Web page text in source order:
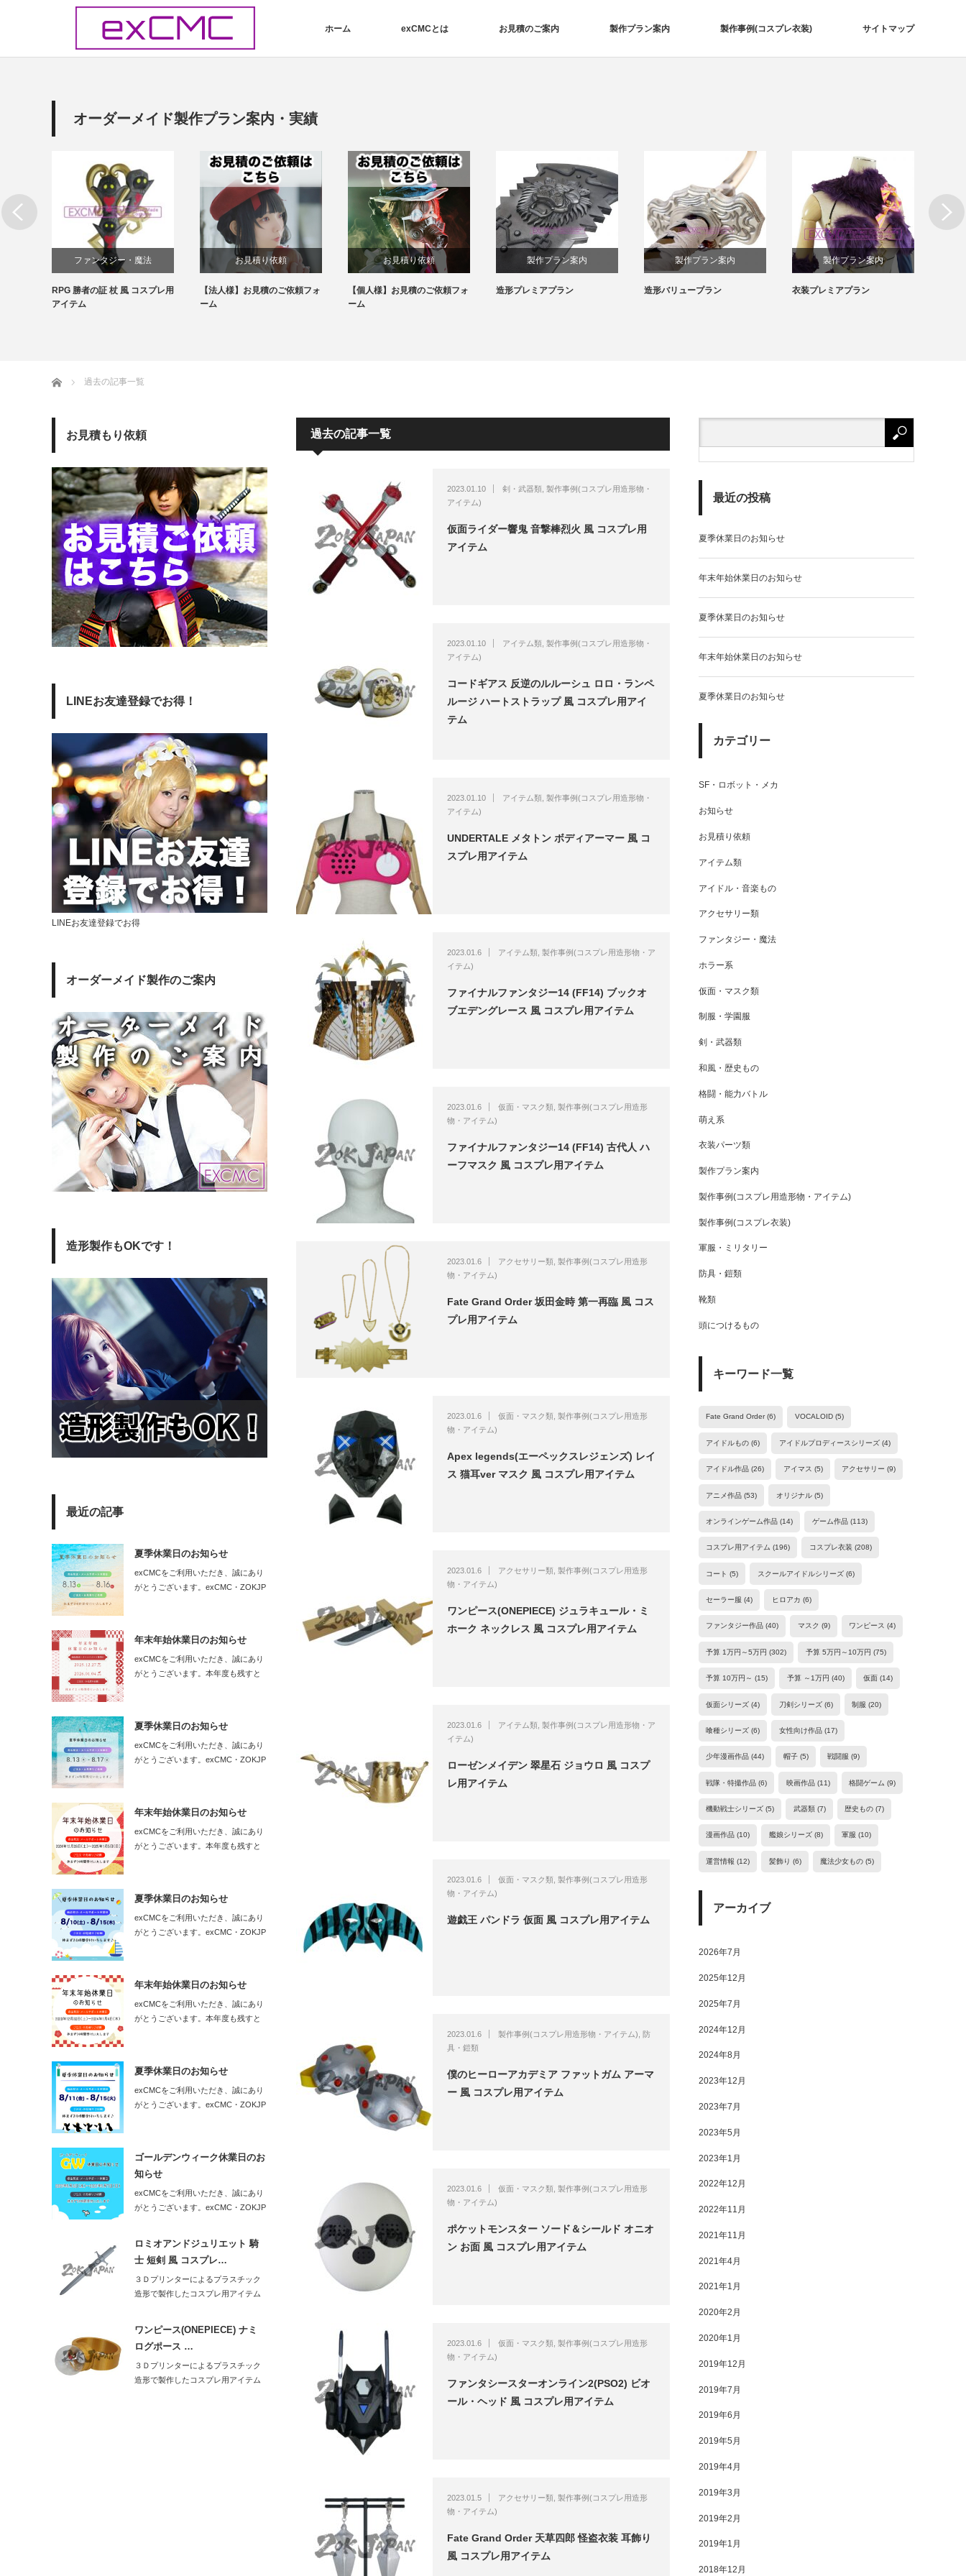
ホーム exCMCとは お見積のご案内 製作プラン案内 製作事例(コスプレ衣装) サイトマップ
オーダーメイド製作プラン案内・実績
お見積り依頼
【法人様】お見積のご依頼フォ
ーム
お見積り依頼
【個人様】お見積のご依頼フォ
ーム
製作プラン案内
造形プレミアプラン
製作プラン案内
造形バリュープラン
製作プラン案内
衣装プレミアプラン
製作プラン案内
衣装バリュープラン
Next
ホーム 過去の記事一覧
過去の記事一覧
2023.01.10 剣・武器類 製作事例(コスプレ用造形物・
アイテム)
仮面ライダー響鬼 音撃棒烈火 風 コスプレ用
アイテム
2023.01.10 アイテム類 製作事例(コスプレ用造形物・
アイテム)
コードギアス 反逆のルルーシュ ロロ・ランペ
ルージ ハートストラップ 風 コスプレ用アイ
テム
2023.01.10 アイテム類 製作事例(コスプレ用造形物・
アイテム)
UNDERTALE メタトン ボディアーマー 風 コ
スプレ用アイテム
2023.01.6 アイテム類 製作事例(コスプレ用造形物・ア
イテム)
ファイナルファンタジー14 (FF14) ブックオ
ブエデングレース 風 コスプレ用アイテム
2023.01.6 仮面・マスク類 製作事例(コスプレ用造形
物・アイテム)
ファイナルファンタジー14 (FF14) 古代人 ハ
ーフマスク 風 コスプレ用アイテム
2023.01.6 アクセサリー類 製作事例(コスプレ用造形
物・アイテム)
Fate Grand Order 坂田金時 第一再臨 風 コス
プレ用アイテム
2023.01.6 仮面・マスク類 製作事例(コスプレ用造形
物・アイテム)
Apex legends(エーペックスレジェンズ) レイ
ス 猫耳ver マスク 風 コスプレ用アイテム
2023.01.6 アクセサリー類 製作事例(コスプレ用造形
物・アイテム)
ワンピース(ONEPIECE) ジュラキュール・ミ
ホーク ネックレス 風 コスプレ用アイテム
2023.01.6 アイテム類 製作事例(コスプレ用造形物・ア
イテム)
ローゼンメイデン 翠星石 ジョウロ 風 コスプ
レ用アイテム
2023.01.6 仮面・マスク類 製作事例(コスプレ用造形
物・アイテム)
遊戯王 パンドラ 仮面 風 コスプレ用アイテム
2023.01.6 製作事例(コスプレ用造形物・アイテム)
防
具・鎧類
僕のヒーローアカデミア ファットガム アーマ
ー 風 コスプレ用アイテム
2023.01.6 仮面・マスク類 製作事例(コスプレ用造形
物・アイテム)
ポケットモンスター ソード＆シールド オニオ
ン お面 風 コスプレ用アイテム
2023.01.6 仮面・マスク類 製作事例(コスプレ用造形
物・アイテム)
ファンタシースターオンライン2(PSO2) ビオ
ール・ヘッド 風 コスプレ用アイテム
2023.01.5 アクセサリー類 製作事例(コスプレ用造形
物・アイテム)
Fate Grand Order 天草四郎 怪盗衣装 耳飾り
風 コスプレ用アイテム
お見積もり依頼
LINEお友達登録でお得！
LINEお友達登録でお得
オーダーメイド製作のご案内
造形製作もOKです！
最近の記事
夏季休業日のお知らせ
exCMCをご利用いただき、誠にあり
がとうございます。exCMC・ZOKJP
年末年始休業日のお知らせ
exCMCをご利用いただき、誠にあり
がとうございます。本年度も残すと
夏季休業日のお知らせ
exCMCをご利用いただき、誠にあり
がとうございます。exCMC・ZOKJP
年末年始休業日のお知らせ
exCMCをご利用いただき、誠にあり
がとうございます。本年度も残すと
夏季休業日のお知らせ
exCMCをご利用いただき、誠にあり
がとうございます。exCMC・ZOKJP
年末年始休業日のお知らせ
exCMCをご利用いただき、誠にあり
がとうございます。本年度も残すと
夏季休業日のお知らせ
exCMCをご利用いただき、誠にあり
がとうございます。exCMC・ZOKJP
ゴールデンウィーク休業日のお
知らせ
exCMCをご利用いただき、誠にあり
がとうございます。exCMC・ZOKJP
ロミオアンドジュリエット 騎
士 短剣 風 コスプレ…
３Ｄプリンターによるプラスチック
造形で製作したコスプレ用アイテム
ワンピース(ONEPIECE) ナミ
ログポース …
３Ｄプリンターによるプラスチック
造形で製作したコスプレ用アイテム
最近の投稿
夏季休業日のお知らせ
年末年始休業日のお知らせ
夏季休業日のお知らせ
年末年始休業日のお知らせ
夏季休業日のお知らせ
カテゴリー
SF・ロボット・メカ
お知らせ
お見積り依頼
アイテム類
アイドル・音楽もの
アクセサリー類
ファンタジー・魔法
ホラー系
仮面・マスク類
制服・学園服
剣・武器類
和風・歴史もの
格闘・能力バトル
萌え系
衣装パーツ類
製作プラン案内
製作事例(コスプレ用造形物・アイテム)
製作事例(コスプレ衣装)
軍服・ミリタリー
防具・鎧類
靴類
頭につけるもの
キーワード一覧
Fate Grand Order(6) VOCALOID(5)
アイドルもの (6) アイドルプロディースシリーズ(4)
アイドル作品 (26) アイマス (5) アクセサリー (9)
アニメ作品 (53) オリジナル(5)
オンラインゲーム作品 (14) ゲーム作品(113)
コスプレ用アイテム (196) コスプレ衣装 (208)
コート (5) スクールアイドルシリーズ(6)
セーラー服 (4) ヒロアカ (6)
ファンタジー作品 (40) マスク (9) ワンピース (4)
予算 1万円～5万円 (302) 予算 5万円～10万円 (75)
予算 10万円～ (15) 予算 ～1万円 (40) 仮面(14)
仮面シリーズ (4) 刀剣シリーズ(6) 制服 (20)
喰種シリーズ (6) 女性向け作品(17)
少年漫画作品 (44) 帽子(5) 戦闘服 (9)
戦隊・特撮作品 (6) 映画作品(11) 格闘ゲーム (9)
機動戦士シリーズ (5) 武器類(7) 歴史もの(7)
漫画作品 (10) 艦娘シリーズ(8) 軍服 (10)
運営情報 (12) 髪飾り (6) 魔法少女もの(5)
アーカイブ
2026年7月
2025年12月
2025年7月
2024年12月
2024年8月
2023年12月
2023年7月
2023年5月
2023年1月
2022年12月
2022年11月
2021年11月
2021年4月
2021年1月
2020年2月
2020年1月
2019年12月
2019年7月
2019年6月
2019年5月
2019年4月
2019年3月
2019年2月
2019年1月
2018年12月